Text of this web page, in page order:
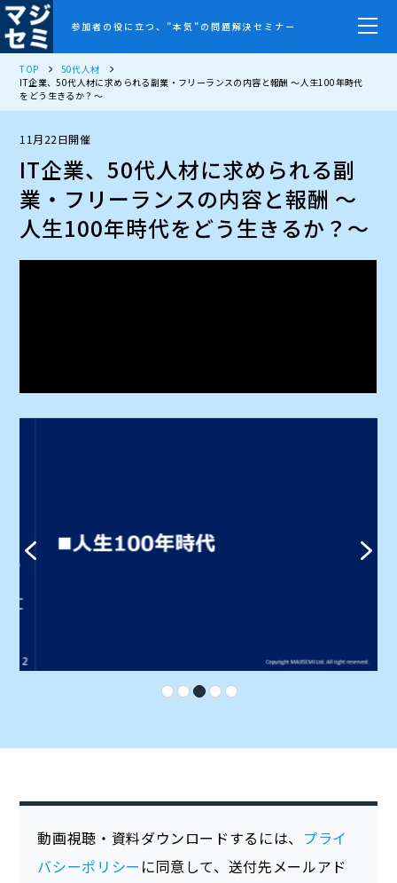
参加者の役に立つ、”本気”の問題解決セミナー
TOP
50代人材
IT企業、50代人材に求められる副業・フリーランスの内容と報酬 ～人生100年時代
をどう生きるか？～
11月22日開催
IT企業、50代人材に求められる副
業・フリーランスの内容と報酬 ～
人生100年時代をどう生きるか？～
動画視聴・資料ダウンロードするには、 プライ
バシーポリシー に同意して、送付先メールアド